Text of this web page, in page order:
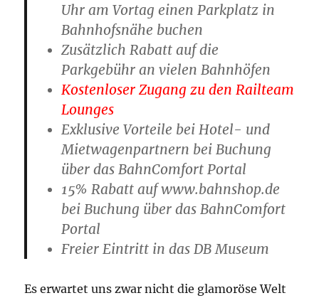
Uhr am Vortag einen Parkplatz in
Bahnhofsnähe buchen
Zusätzlich Rabatt auf die
Parkgebühr an vielen Bahnhöfen
Kostenloser Zugang zu den Railteam
Lounges
Exklusive Vorteile bei Hotel- und
Mietwagenpartnern bei Buchung
über das BahnComfort Portal
15% Rabatt auf www.bahnshop.de
bei Buchung über das BahnComfort
Portal
Freier Eintritt in das DB Museum
Es erwartet uns zwar nicht die glamoröse Welt